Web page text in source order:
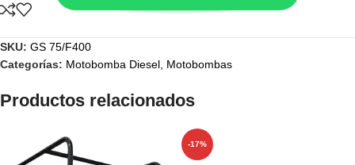
SKU: GS 75/F400
Categorías: Motobomba Diesel, Motobombas
Productos relacionados
-17%